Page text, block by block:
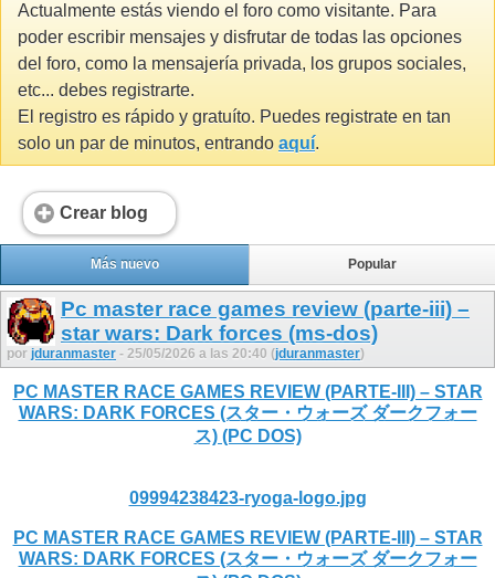
Actualmente estás viendo el foro como visitante. Para
poder escribir mensajes y disfrutar de todas las opciones
del foro, como la mensajería privada, los grupos sociales,
etc... debes registrarte.
El registro es rápido y gratuíto. Puedes registrate en tan
solo un par de minutos, entrando aquí.
Crear blog
Más nuevo Popular
Pc master race games review (parte-iii) –
star wars: Dark forces (ms-dos)
por jduranmaster - 25/05/2026 a las 20:40 (jduranmaster)
PC MASTER RACE GAMES REVIEW (PARTE-III) – STAR
WARS: DARK FORCES (スター・ウォーズ ダークフォー
ス) (PC DOS)
09994238423-ryoga-logo.jpg
PC MASTER RACE GAMES REVIEW (PARTE-III) – STAR
WARS: DARK FORCES (スター・ウォーズ ダークフォー